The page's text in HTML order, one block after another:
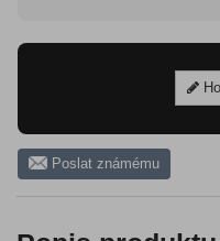
Poslat známému